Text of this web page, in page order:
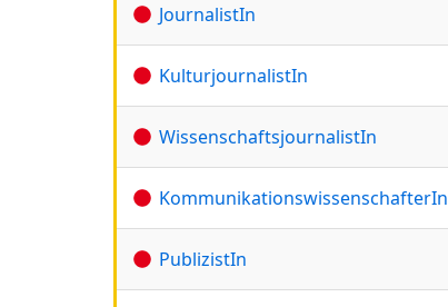
JournalistIn
KulturjournalistIn
WissenschaftsjournalistIn
KommunikationswissenschafterIn
PublizistIn